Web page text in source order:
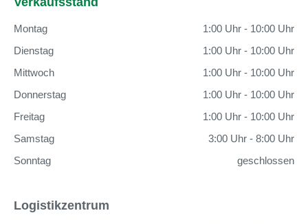
Montag
1:00 Uhr - 10:00 Uhr
Dienstag
1:00 Uhr - 10:00 Uhr
Mittwoch
1:00 Uhr - 10:00 Uhr
Donnerstag
1:00 Uhr - 10:00 Uhr
Freitag
1:00 Uhr - 10:00 Uhr
Samstag
3:00 Uhr - 8:00 Uhr
Sonntag
geschlossen
Logistikzentrum